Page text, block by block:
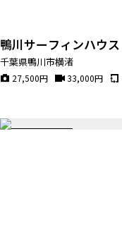
鴨川サーフィンハウス
千葉県鴨川市横渚
27,500円 33,000円